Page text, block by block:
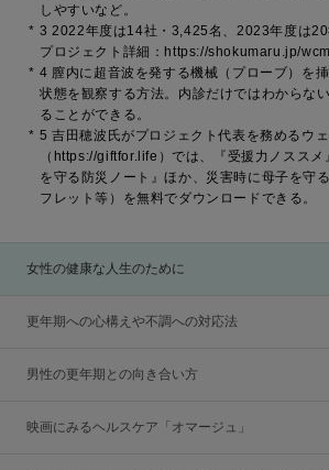
しやすいなど。
* 3 2022年度は14社・3,425名、2023年度は20
プロジェクト詳細：https://shokumaru.jp/
* 4 膣内に超音波を発する機械（プローブ）を
状態を観察する方法。内診だけではわからな
ることができる。
* 5 吉田穂波氏がプロジェクト代表を務めるウ
（https://giftfor.life）では、『受援力ノススメ
を守る防災ノート』ほか、災害時に母子を守
フレット等）を無料でダウンロードできる。
女性の健康な人生のために
更年期への心構えや不調への対応法
男性の更年期との向き合い方
映画にみるヘルスケア「オマージュ」